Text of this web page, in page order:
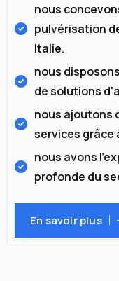
nous
pulvérisation
Italie.
nous
de solutions
nous ajoutons
services grâce
nous avons
profonde du
En savoir plus